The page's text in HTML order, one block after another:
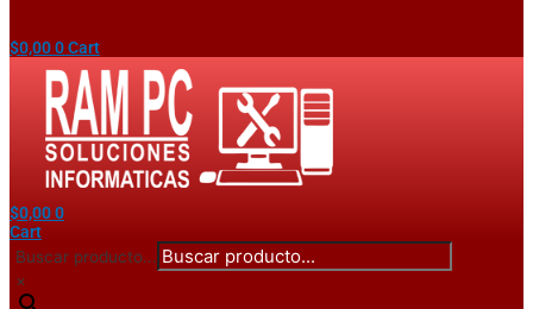
$0,000Cart
$0,000
Cart
Buscar producto...
×